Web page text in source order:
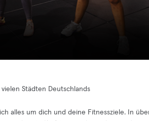
Städten Deutschlands
alles um dich und deine Fitnessziele. In